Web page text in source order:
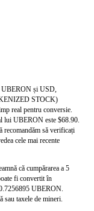
UBERON și USD,
STOCK)
real pentru conversie.
lui UBERON este $68.90.
recomandăm să verificați
cele mai recente
că cumpărarea a 5
fi convertit în
UBERON.
sau taxele de mineri.